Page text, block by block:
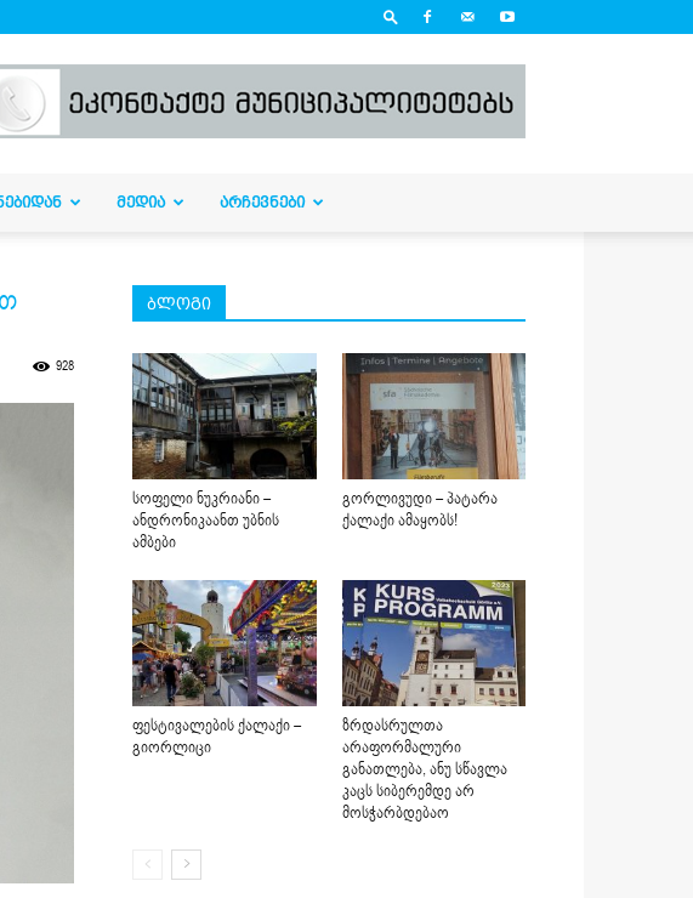
ᲛᲔᲓᲘᲐ ᲐᲠᲩᲔᲕᲜᲔᲑᲘ
928
ბლოგი
სოფელი ნუკრიანი –
ანდრონიკაანთ უბნის
ამბები
გორლივუდი – პატარა
ქალაქი ამაყობს!
ფესტივალების ქალაქი –
გიორლიცი
ზრდასრულთა
არაფორმალური
განათლება, ანუ სწავლა
კაცს სიბერემდე არ
მოსჭარბდებაო